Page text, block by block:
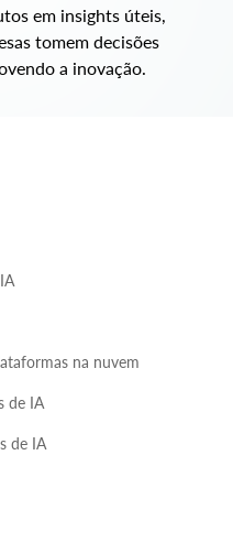
em insights úteis,
tomem decisões
a inovação.
na nuvem
de IA
de IA